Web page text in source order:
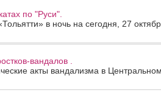
по "Руси".
в ночь на сегодня, 27
вандалов .
акты вандализма в